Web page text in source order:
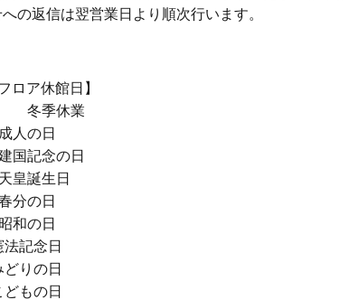
の返信は翌営業日より順次行います。
ロア休館日】
冬季休業
の日
記念の日
誕生日
の日
の日
記念日
りの日
もの日